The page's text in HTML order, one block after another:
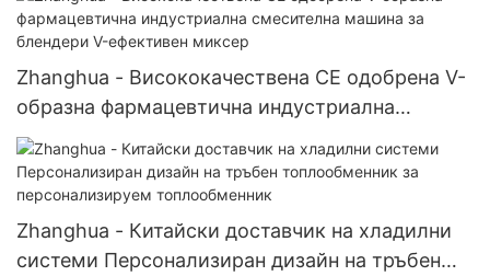
W-образен кристализатор
Zhanghua - Висококачествена CE одобрена V-
образна фармацевтична индустриална
смесителна машина за блендери V-ефективен
миксер
Zhanghua - Китайски доставчик на хладилни
системи Персонализиран дизайн на тръбен